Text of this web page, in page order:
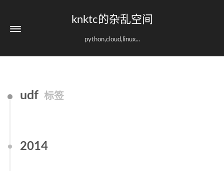
knktc的杂乱空间
python,cloud,linux...
udf 标签
2014